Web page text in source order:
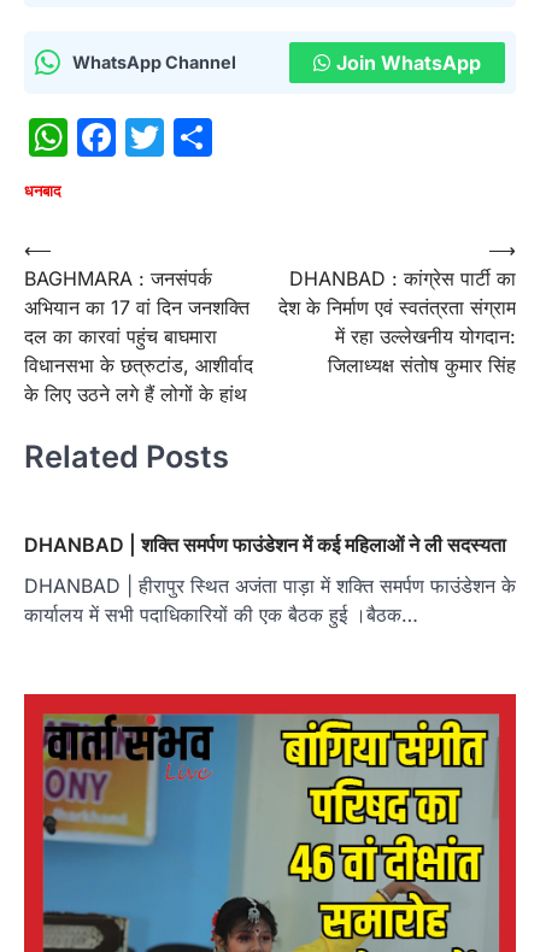
WhatsApp Channel Join WhatsApp
WhatsApp
Facebook
Twitter
धनबाद
Post
navigation
⟵
BAGHMARA : जनसंपर्क
अभियान का 17 वां दिन जनशक्त‍ि
दल का कारवां पहुंच बाघमारा
विधानसभा के छत्रुटांड, आशीर्वाद
के लिए उठने लगे हैं लोगों के हांथ
DHANBAD : कांग्रेस पार्टी का
देश के निर्माण एवं स्वतंत्रता संग्राम
में रहा उल्लेखनीय योगदान:
जिलाध्यक्ष संतोष कुमार सिंह
⟶
Related Posts
DHANBAD | शक्ति समर्पण फाउंडेशन में कई महिलाओं ने ली सदस्यता
DHANBAD | हीरापुर स्थित अजंता पाड़ा में शक्ति समर्पण फाउंडेशन के
कार्यालय में सभी पदाधिकारियों की एक बैठक हुई ।बैठक…